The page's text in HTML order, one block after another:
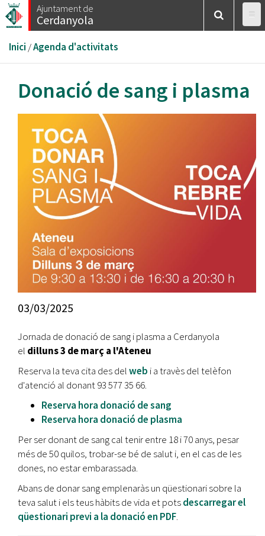
Vés
al
Ajuntament de
Cerdanyola
Esteu
aquí
Inici /Agenda d'activitats
Donació de sang i plasma
03/03/2025
Jornada de donació de sang i plasma a Cerdanyola
el dilluns 3 de març a l'Ateneu
Reserva la teva cita des delweb i a travès del telèfon
d'atenció al donant 93 577 35 66.
Reserva hora donació de sang
Reserva hora donació de plasma
Per ser donant de sang cal tenir entre 18 i 70 anys, pesar
més de 50 quilos, trobar-se bé de salut i, en el cas de les
dones, no estar embarassada.
Abans de donar sang emplenaràs un qüestionari sobre la
teva salut i els teus hàbits de vida et potsdescarregar el
qüestionari previ a la donació en PDF.